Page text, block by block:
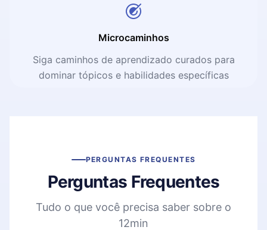
Microcaminhos
Siga caminhos de aprendizado curados para
dominar tópicos e habilidades específicas
PERGUNTAS FREQUENTES
Perguntas Frequentes
Tudo o que você precisa saber sobre o
12min